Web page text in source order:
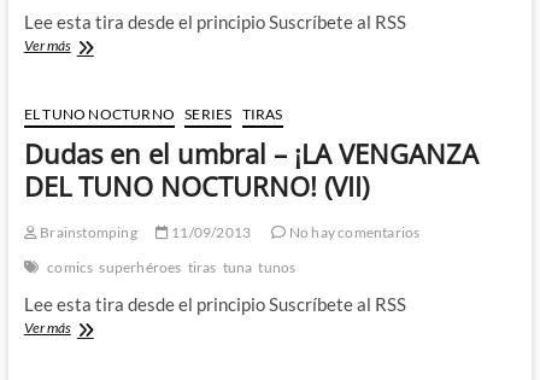
Lee esta tira desde el principio Suscríbete al RSS
Ver másTensión
–
¡LA
VENGANZA
DEL
TUNO
(VIII)
EL TUNO NOCTURNO SERIES TIRAS
Dudas en el umbral – ¡LA VENGANZA
DEL TUNO NOCTURNO! (VII)
Brainstomping 11/09/2013
No hay comentarios
comics superhéroes tiras tuna tunos
Lee esta tira desde el principio Suscríbete al RSS
Ver másDudas